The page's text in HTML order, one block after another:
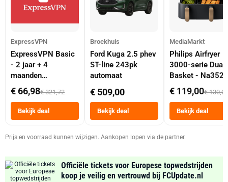
ExpressVPN
ExpressVPN Basic
- 2 jaar + 4
maanden
abonnement
€ 66,98€ 321,72
Bekijk deal
Broekhuis
Ford Kuga 2.5 phev
ST-line 243pk
automaat
€ 509,00
Bekijk deal
MediaMarkt
Philips Airfryer
3000-serie Dual
Basket -
Dubbele Mand 9
Tot 6 Personen
Heteluchtfriteuse
Zwart
€ 119,00€ 130,00
Bekijk deal
Prijs en voorraad kunnen wijzigen. Aankopen lopen via de partner.
Officiële tickets voor Europese topwedstrijden
koop je veilig en vertrouwd bij FCUpdate.nl